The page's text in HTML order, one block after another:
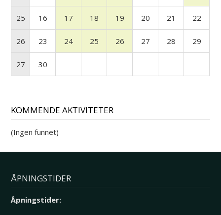
25 16 17 18 19 20 21 22
26 23 24 25 26 27 28 29
27 30
KOMMENDE AKTIVITETER
(Ingen funnet)
ÅPNINGSTIDER
Åpningstider: